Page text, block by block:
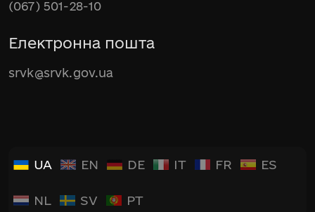
(067) 501-28-10
Електронна пошта
srvk@srvk.gov.ua
UA EN DE IT FR ES
NL SV PT